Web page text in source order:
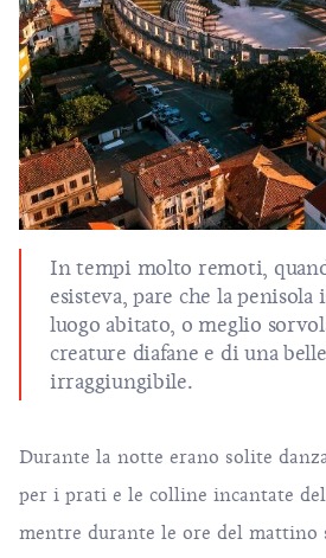
In tempi molto remoti,
esisteva, pare che la penisola
luogo abitato, o meglio
creature diafane e di una
irraggiungibile.
Durante la notte erano solite
per i prati e le colline incantate
mentre durante le ore del mattino